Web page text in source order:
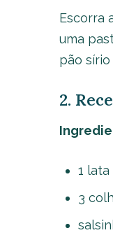
Escorra
uma
pão
2.
1
3